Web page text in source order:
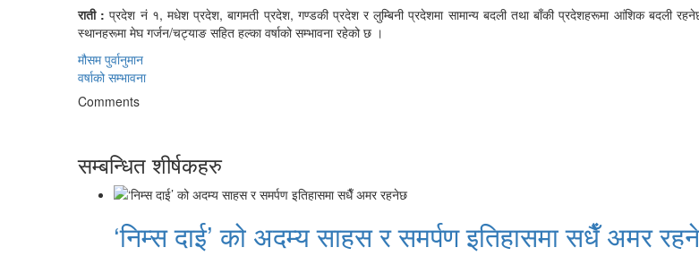
राती : प्रदेश नं १, मधेश प्रदेश, बागमती प्रदेश, गण्डकी प्रदेश र लुम्बिनी प्रदेशमा सामान्य बदली तथा बाँकी प्रदेशहरूमा आंशिक
स्थानहरूमा मेघ गर्जन/चट्याङ सहित हल्का वर्षाको सम्भावना रहेको छ ।
मौसम पुर्वानुमान
वर्षाको सम्भावना
Comments
सम्बन्धित शीर्षकहरु
‘निम्स दाई’ को अदम्य साहस र समर्पण इतिहासमा सधैँ अमर